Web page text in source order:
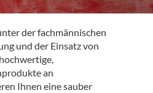
der fachmännischen
und der Einsatz von
an
Ihnen eine sauber